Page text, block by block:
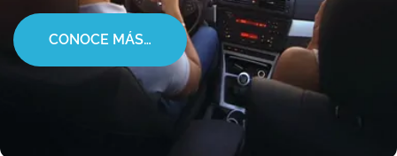
CONOCE MÁS…